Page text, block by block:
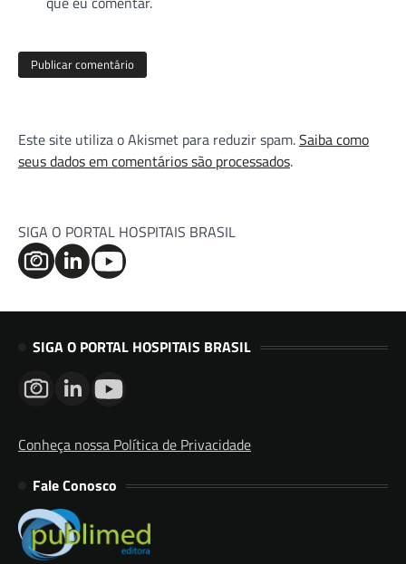
Este site utiliza o Akismet para reduzir spam.Saiba como
seus dados em comentários são processados.
SIGA O PORTAL HOSPITAIS BRASIL
SIGA O PORTAL HOSPITAIS BRASIL
Conheça nossa Política de Privacidade
Fale Conosco